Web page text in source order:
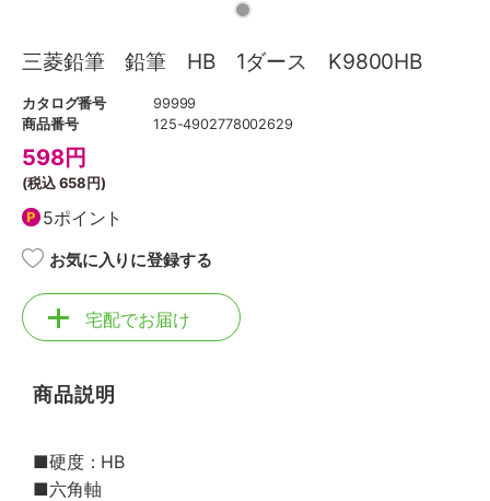
三菱鉛筆 鉛筆 HB 1ダース K9800HB
カタログ番号
99999
商品番号
125-4902778002629
598円
(税込658円)
5ポイント
お気に入りに登録する
宅配でお届け
商品説明
■硬度：HB
■六角軸